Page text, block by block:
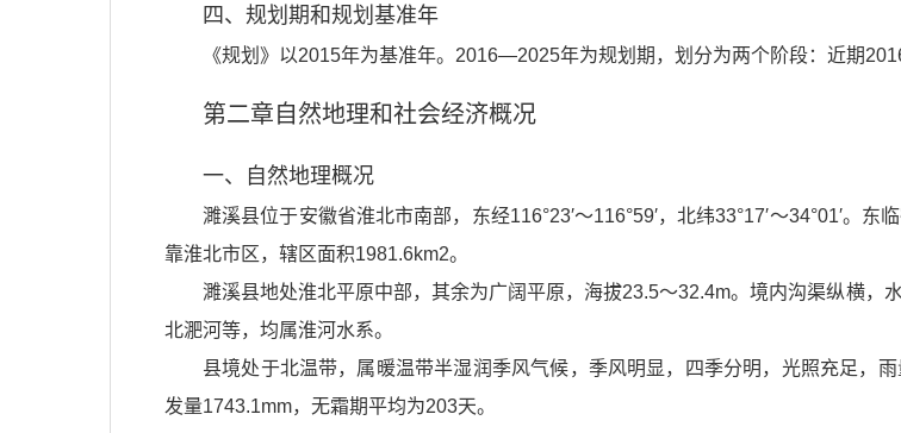
四、规划期和规划基准年
《规划》以2015年为基准年。2016—2025年为规划期，划分为两个阶段：近期
第二章自然地理和社会经济概况
一、自然地理概况
濉溪县位于安徽省淮北市南部，东经116°23′～116°59′，北纬33°17′～34°01′。
靠淮北市区，辖区面积1981.6km2。
濉溪县地处淮北平原中部，其余为广阔平原，海拔23.5～32.4m。境内沟渠纵横，
北淝河等，均属淮河水系。
县境处于北温带，属暖温带半湿润季风气候，季风明显，四季分明，光照充足，
发量1743.1mm，无霜期平均为203天。